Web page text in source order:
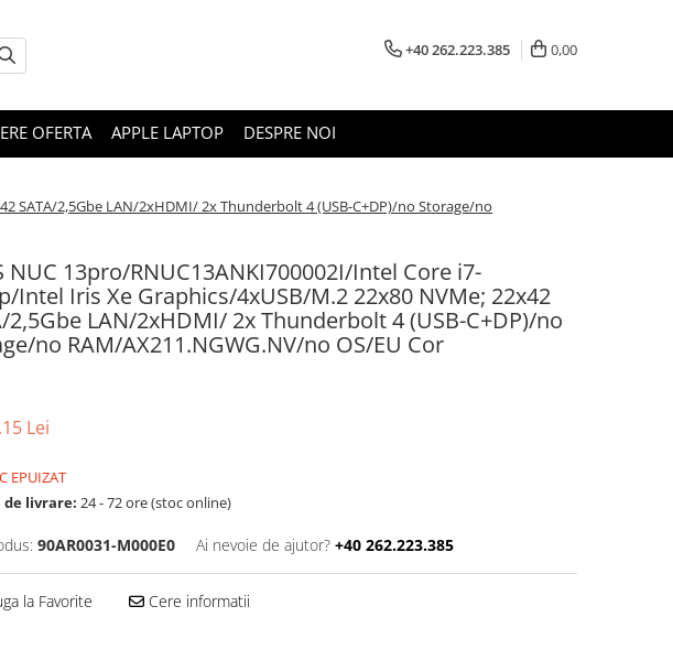
+40 262.223.385 0,00
OFERTA APPLE LAPTOP DESPRE NOI
SATA/2,5Gbe LAN/2xHDMI/ 2x Thunderbolt 4 (USB-C+DP)/no Storage/no
NUC 13pro/RNUC13ANKI700002I/Intel Core i7-
Intel Iris Xe Graphics/4xUSB/M.2 22x80 NVMe; 22x42
2,5Gbe LAN/2xHDMI/ 2x Thunderbolt 4 (USB-C+DP)/no
no RAM/AX211.NGWG.NV/no OS/EU Cor
Lei
EPUIZAT
livrare: 24 - 72 ore (stoc online)
90AR0031-M000E0 Ai nevoie de ajutor? +40 262.223.385
la Favorite Cere informatii